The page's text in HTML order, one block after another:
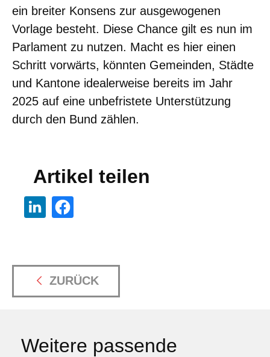
ein breiter Konsens zur ausgewogenen
Vorlage besteht. Diese Chance gilt es nun im
Parlament zu nutzen. Macht es hier einen
Schritt vorwärts, könnten Gemeinden, Städte
und Kantone idealerweise bereits im Jahr
2025 auf eine unbefristete Unterstützung
durch den Bund zählen.
Artikel teilen
ZURÜCK
Weitere passende